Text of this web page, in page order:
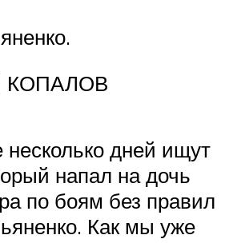
КОПАЛОВ
дней ищут
напал на дочь
по боям без правил
Как мы уже